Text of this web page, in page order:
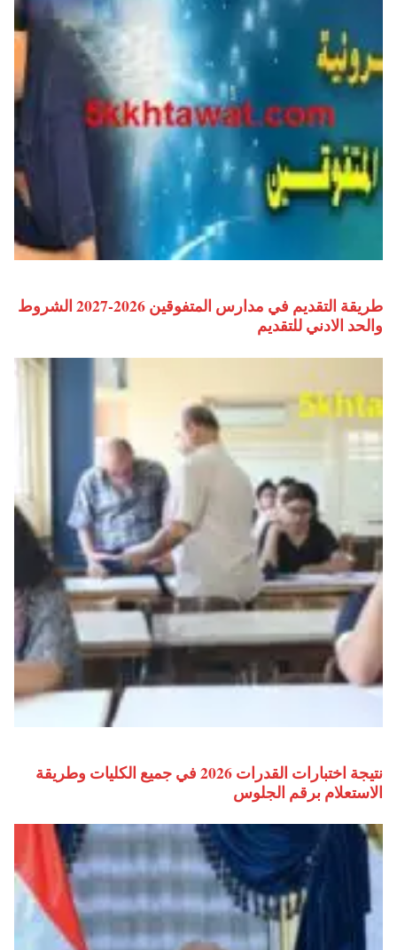
طريقة التقديم في مدارس المتفوقين 2026-2027 الشروط
والحد الادني للتقديم
نتيجة اختبارات القدرات 2026 في جميع الكليات وطريقة
الاستعلام برقم الجلوس